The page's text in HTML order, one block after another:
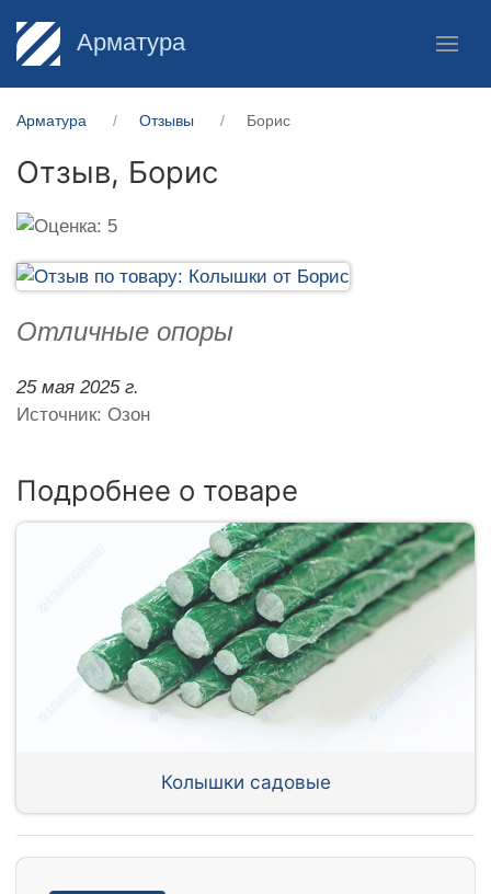
Арматура
Арматура Отзывы Борис
Отзыв, Борис
Отличные опоры
25 мая 2025 г.
Источник: Озон
Подробнее о товаре
Колышки садовые